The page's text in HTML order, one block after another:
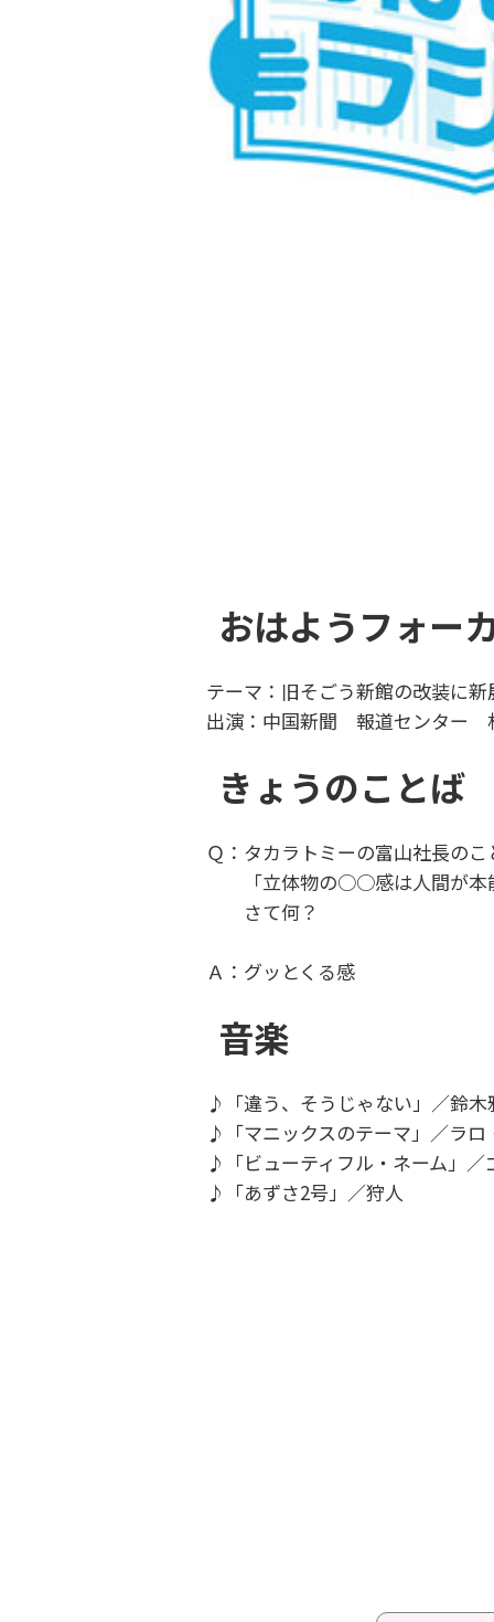
おはようフォー
テーマ：旧そごう新館の改装に
出演：中国新聞 報道センター
きょうのこと
Ｑ：タカラトミーの富山社長のこ
「立体物の○○感は人間が本
さて何？
Ａ：グッとくる感
音楽
♪「違う、そうじゃない」／鈴木
♪「マニックスのテーマ」／ラロ
♪「ビューティフル・ネーム」／
♪「あずさ2号」／狩人